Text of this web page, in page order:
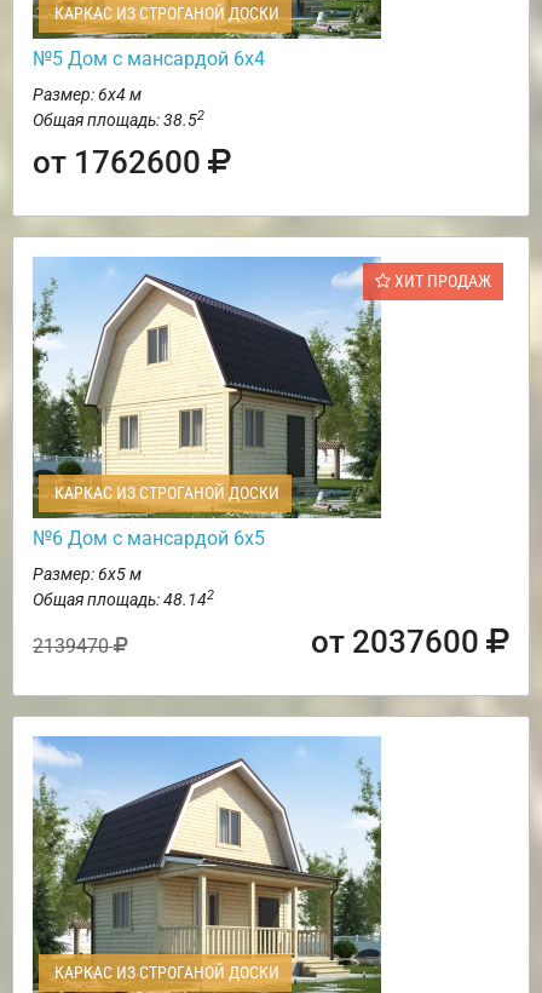
КАРКАС ИЗ СТРОГАНОЙ ДОСКИ
№5 Дом с мансардой 6х4
Размер: 6х4 м
Общая площадь: 38.52
от 1762600
ХИТ ПРОДАЖ
КАРКАС ИЗ СТРОГАНОЙ ДОСКИ
№6 Дом с мансардой 6х5
Размер: 6х5 м
Общая площадь: 48.142
2139470 от 2037600
КАРКАС ИЗ СТРОГАНОЙ ДОСКИ